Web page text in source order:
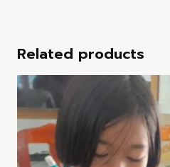
Related products